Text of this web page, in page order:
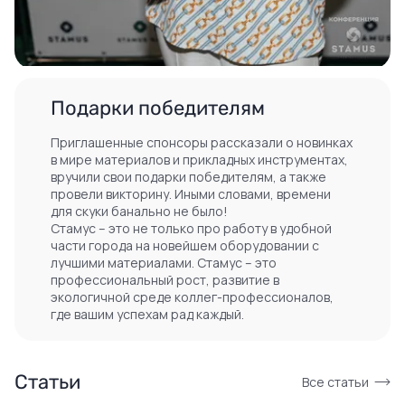
Подарки победителям
Приглашенные спонсоры рассказали о новинках
в мире материалов и прикладных инструментах,
вручили свои подарки победителям, а также
провели викторину. Иными словами, времени
для скуки банально не было!
Стамус – это не только про работу в удобной
части города на новейшем оборудовании с
лучшими материалами. Стамус – это
профессиональный рост, развитие в
экологичной среде коллег-профессионалов,
где вашим успехам рад каждый.
Статьи Все статьи